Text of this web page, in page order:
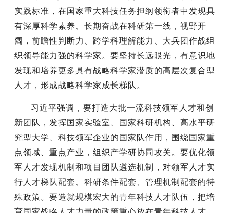
实践标准，在国家重大科技任务担纲领衔者中发现具
有深厚科学素养、长期奋战在科研第一线，视野开
阔，前瞻性判断力、跨学科理解能力、大兵团作战组
织领导能力强的科学家。要坚持长远眼光，有意识地
发现和培养更多具有战略科学家潜质的高层次复合型
人才，形成战略科学家成长梯队。
习近平强调，要打造大批一流科技领军人才和创
新团队，发挥国家实验室、国家科研机构、高水平研
究型大学、科技领军企业的国家队作用，围绕国家重
点领域、重点产业，组织产学研协同攻关。要优化领
军人才发现机制和项目团队遴选机制，对领军人才实
行人才梯队配套、科研条件配套、管理机制配套的特
殊政策。要造就规模宏大的青年科技人才队伍，把培